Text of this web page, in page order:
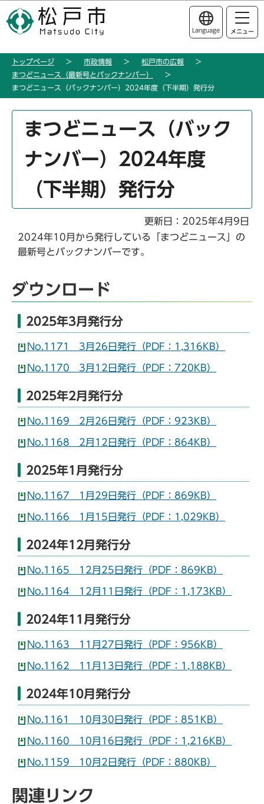
の
ー
このページの本文へ移動
Language メニュー
トップページ 市政情報
松戸市の広報
まつどニュース（最新号とバックナンバー）
まつどニュース（バックナンバー）2024年度（下半期）発行分
まつどニュース（バック
ナンバー）2024年度
（下半期）発行分
更新日：2025年4月9日
2024年10月から発行している「まつどニュース」の
最新号とバックナンバーです。
ダウンロード
2025年3月発行分
No.1171 3月26日発行（PDF：1,316KB）
No.1170 3月12日発行（PDF：720KB）
2025年2月発行分
No.1169 2月26日発行（PDF：923KB）
No.1168 2月12日発行（PDF：864KB）
2025年1月発行分
No.1167 1月29日発行（PDF：869KB）
No.1166 1月15日発行（PDF：1,029KB）
2024年12月発行分
No.1165 12月25日発行（PDF：869KB）
No.1164 12月11日発行（PDF：1,173KB）
2024年11月発行分
No.1163 11月27日発行（PDF：956KB）
No.1162 11月13日発行（PDF：1,188KB）
2024年10月発行分
No.1161 10月30日発行（PDF：851KB）
No.1160 10月16日発行（PDF：1,216KB）
No.1159 10月2日発行（PDF：880KB）
関連リンク